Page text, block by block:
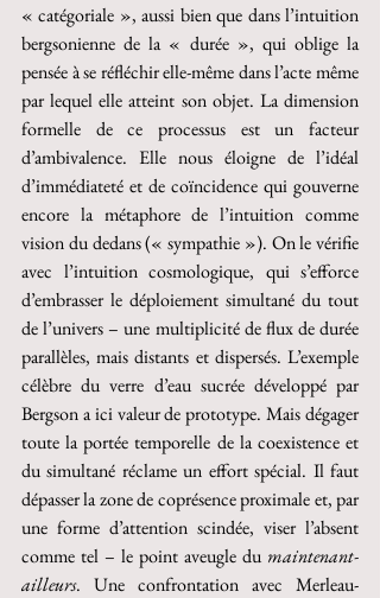
« catégoriale », aussi bien que dans l’intuition
bergsonienne de la « durée », qui oblige la
pensée à se réfléchir elle-même dans l’acte même
par lequel elle atteint son objet. La dimension
formelle de ce processus est un facteur
d’ambivalence. Elle nous éloigne de l’idéal
d’immédiateté et de coïncidence qui gouverne
encore la métaphore de l’intuition comme
vision du dedans (« sympathie »). On le vérifie
avec l’intuition cosmologique, qui s’efforce
d’embrasser le déploiement simultané du tout
de l’univers – une multiplicité de flux de durée
parallèles, mais distants et dispersés. L’exemple
célèbre du verre d’eau sucrée développé par
Bergson a ici valeur de prototype. Mais dégager
toute la portée temporelle de la coexistence et
du simultané réclame un effort spécial. Il faut
dépasser la zone de coprésence proximale et, par
une forme d’attention scindée, viser l’absent
comme tel – le point aveugle du maintenant-
ailleurs. Une confrontation avec Merleau-